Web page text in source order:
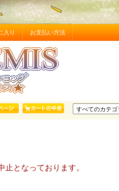
入り お支払い方法
となっております。